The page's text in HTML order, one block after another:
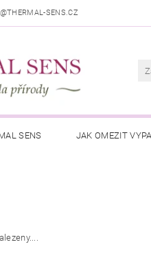
SENS.CZ
SENS JAK OMEZIT